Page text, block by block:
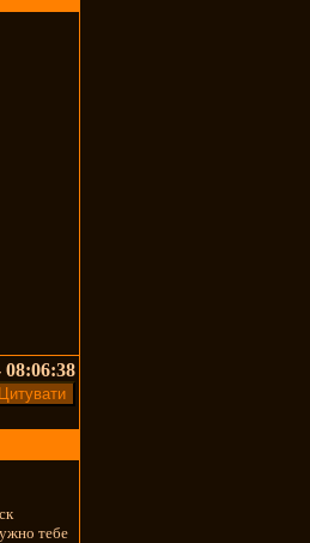
08:06:38
тебе